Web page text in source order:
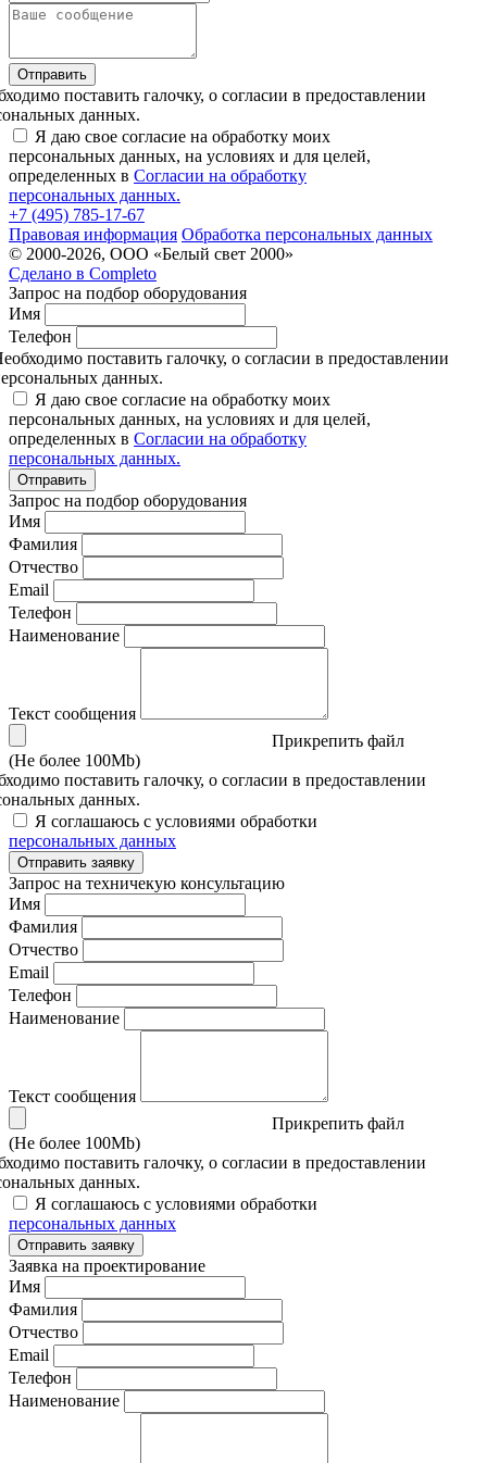
Отправить
поставить галочку, о согласии в предоставлении
данных.
Я даю свое согласие на обработку моих
персональных данных, на условиях и для целей,
определенных в Согласии на обработку
персональных данных.
+7 (495) 785-17-67
Правовая информация Обработка персональных данных
© 2000-2026, ООО «Белый свет 2000»
Сделано в Completo
Запрос на подбор оборудования
Имя
Телефон
поставить галочку, о согласии в предоставлении
данных.
Я даю свое согласие на обработку моих
персональных данных, на условиях и для целей,
определенных в Согласии на обработку
персональных данных.
Отправить
Запрос на подбор оборудования
Имя
Фамилия
Отчество
Email
Телефон
Наименование
Текст сообщения
Прикрепить файл
(Не более 100Mb)
поставить галочку, о согласии в предоставлении
данных.
Я соглашаюсь с условиями обработки
персональных данных
Отправить заявку
Запрос на техничекую консультацию
Имя
Фамилия
Отчество
Email
Телефон
Наименование
Текст сообщения
Прикрепить файл
(Не более 100Mb)
поставить галочку, о согласии в предоставлении
данных.
Я соглашаюсь с условиями обработки
персональных данных
Отправить заявку
Заявка на проектирование
Имя
Фамилия
Отчество
Email
Телефон
Наименование